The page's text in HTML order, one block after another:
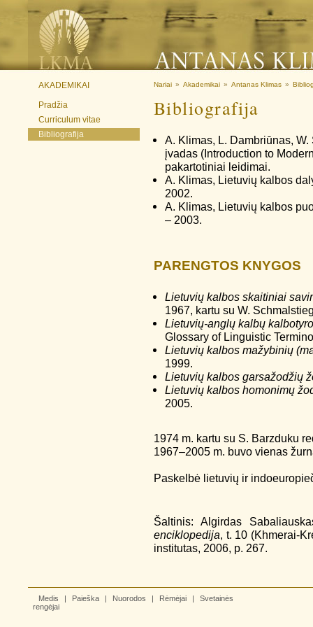
AKADEMIKAI
Pradžia
Curriculum vitae
Bibliografija
Nariai » Akademikai » Antanas Klimas »
Bibliografija
A. Klimas, L. Dambriūnas,
įvadas (Introduction to
pakartotiniai leidimai.
A. Klimas, Lietuvių kalbos
2002.
A. Klimas, Lietuvių kalbos
– 2003.
PARENGTOS KNYGOS
Lietuvių kalbos skaitiniai
1967, kartu su W.
Lietuvių-anglų kalbų
Glossary of Linguistic
Lietuvių kalbos mažybinių
1999.
Lietuvių kalbos garsažodžių
Lietuvių kalbos homonimų
2005.
1974 m. kartu su S. Barzduku
1967–2005 m. buvo vienas
Paskelbė lietuvių ir
Šaltinis: Algirdas
enciklopedija, t. 10 (Khmerai-
institutas, 2006, p. 267.
Medis | Paieška | Nuorodos | Rėmėjai |
Svetainės
rengėjai